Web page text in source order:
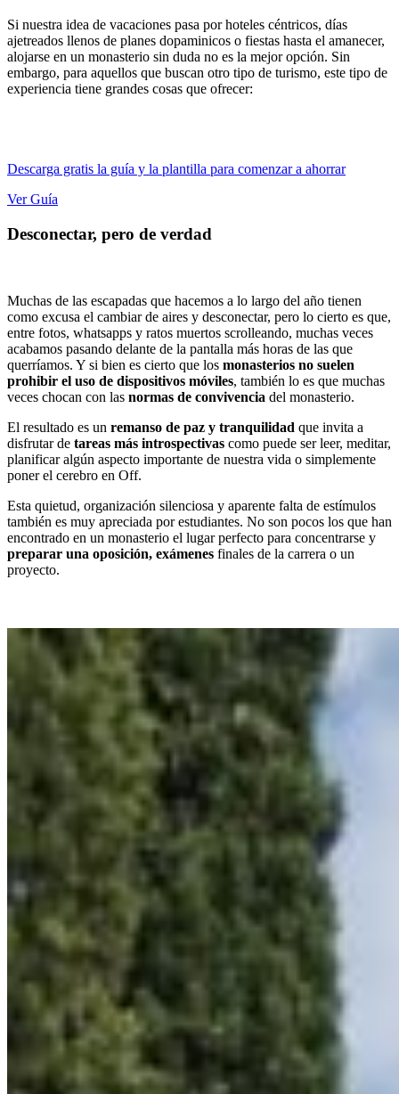
Si nuestra idea de vacaciones pasa por hoteles céntricos, días
ajetreados llenos de planes dopaminicos o fiestas hasta el amanecer,
alojarse en un monasterio sin duda no es la mejor opción. Sin
embargo, para aquellos que buscan otro tipo de turismo, este tipo de
experiencia tiene grandes cosas que ofrecer:
Descarga gratis la guía y la plantilla para comenzar a ahorrar
Ver Guía
Desconectar, pero de verdad
Muchas de las escapadas que hacemos a lo largo del año tienen
como excusa el cambiar de aires y desconectar, pero lo cierto es que,
entre fotos, whatsapps y ratos muertos scrolleando, muchas veces
acabamos pasando delante de la pantalla más horas de las que
querríamos. Y si bien es cierto que los monasterios no suelen
prohibir el uso de dispositivos móviles, también lo es que muchas
veces chocan con las normas de convivencia del monasterio.
El resultado es un remanso de paz y tranquilidad que invita a
disfrutar de tareas más introspectivas como puede ser leer, meditar,
planificar algún aspecto importante de nuestra vida o simplemente
poner el cerebro en Off.
Esta quietud, organización silenciosa y aparente falta de estímulos
también es muy apreciada por estudiantes. No son pocos los que han
encontrado en un monasterio el lugar perfecto para concentrarse y
preparar una oposición, exámenes finales de la carrera o un
proyecto.